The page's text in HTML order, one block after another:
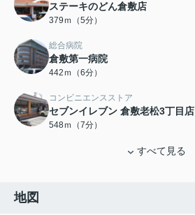
ステーキのどん倉敷店
379ｍ（5分）
総合病院
倉敷第一病院
442ｍ（6分）
コンビニエンスストア
セブンイレブン 倉敷老松3丁目店
548ｍ（7分）
すべて見る
地図